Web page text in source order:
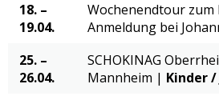
18. –
19.04.
Wochenendtour zum
Anmeldung bei
25. –
26.04.
SCHOKINAG
Mannheim | Kinder